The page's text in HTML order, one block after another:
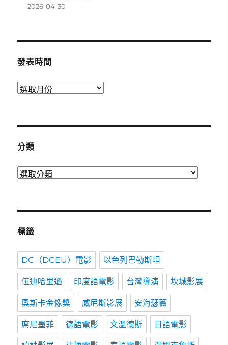
2026-04-30
發表時間
發
分類
分
標籤
DC（DCEU）電影 以色列巴勒斯坦
伍迪哈里遜 印度語電影 台灣導演 坎城影展
奧斯卡金像獎 威尼斯影展 安海瑟薇
席尼墨菲 德語電影 文溫德斯 日語電影